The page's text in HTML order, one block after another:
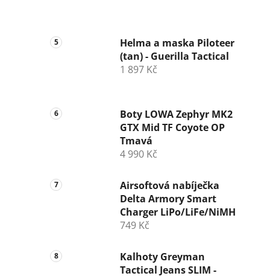
Helma a maska Piloteer
(tan) - Guerilla Tactical
1 897 Kč
Boty LOWA Zephyr MK2
GTX Mid TF Coyote OP
Tmavá
4 990 Kč
Airsoftová nabíječka
Delta Armory Smart
Charger LiPo/LiFe/NiMH
749 Kč
Kalhoty Greyman
Tactical Jeans SLIM -